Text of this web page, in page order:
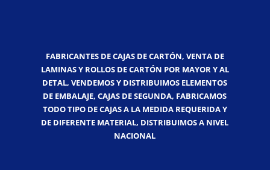
FABRICANTES DE CAJAS DE CARTÓN, VENTA DE
LAMINAS Y ROLLOS DE CARTÓN POR MAYOR Y AL
DETAL, VENDEMOS Y DISTRIBUIMOS ELEMENTOS
DE EMBALAJE, CAJAS DE SEGUNDA, FABRICAMOS
TODO TIPO DE CAJAS A LA MEDIDA REQUERIDA Y
DE DIFERENTE MATERIAL, DISTRIBUIMOS A NIVEL
NACIONAL